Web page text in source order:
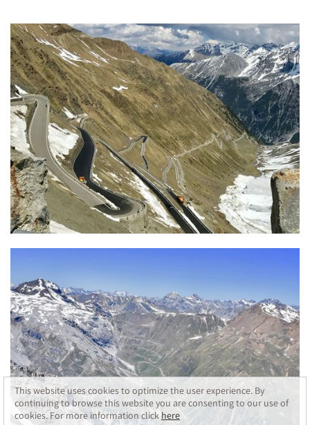
This website uses cookies to optimize the user experience. By
continuing to browse this website you are consenting to our use of
cookies. For more information click here